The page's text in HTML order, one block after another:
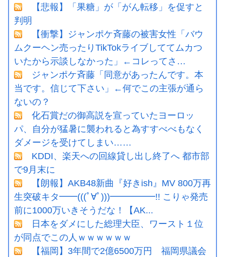
【悲報】「果糖」が「がん転移」を促すと
判明
【衝撃】ジャンポケ斉藤の被害女性「バウ
ムクーヘン売ったりTikTokライブしててムカつ
いたから示談しなかった」←コレってさ…
ジャンポケ斉藤「同意があったんです。本
当です。信じて下さい」←何でこの主張が通ら
ないの？
化石賞だの御高説を宣っていたヨーロッ
パ、自分が猛暑に襲われると為すすべべもなく
ダメージを受けてしまい……
KDDI、楽天への回線貸し出し終了へ 都市部
で9月末に
【朗報】AKB48新曲『好きish』MV 800万再
生突破キタ━━(((ﾟ∀ﾟ)))━━━━━!! こりゃ発売
前に1000万いきそうだな！【AK...
日本をダメにした総理大臣、ワースト１位
が同点でこの人ｗｗｗｗｗｗ
【福岡】3年間で2億6500万円 福岡県議会